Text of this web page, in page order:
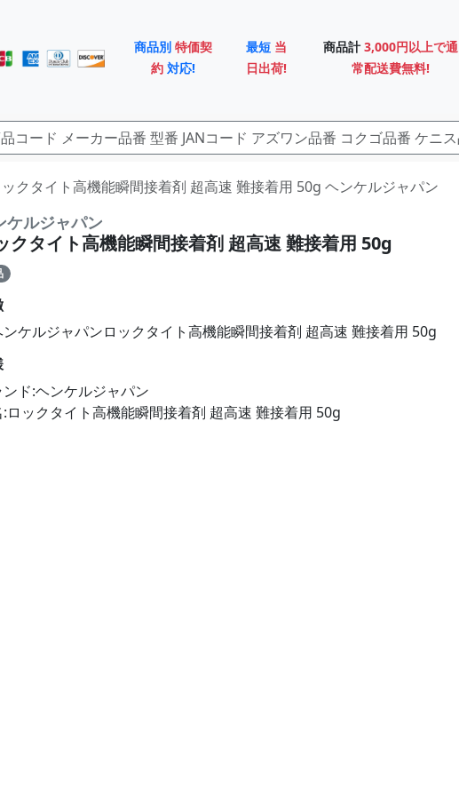
商品別 特価契
約 対応!
最短 当
日出荷!
商品計 3,000円以上で通
常配送費無料!
クタイト高機能瞬間接着剤 超高速 難接着用 50g ヘンケルジャパン
ケルジャパン
クタイト高機能瞬間接着剤 超高速 難接着用 50g
ンケルジャパンロックタイト高機能瞬間接着剤 超高速 難接着用 50g
ンド:ヘンケルジャパン
ロックタイト高機能瞬間接着剤 超高速 難接着用 50g